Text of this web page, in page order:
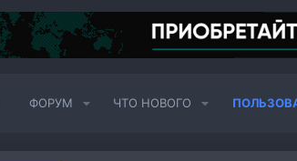
ФОРУМ ЧТО НОВОГО